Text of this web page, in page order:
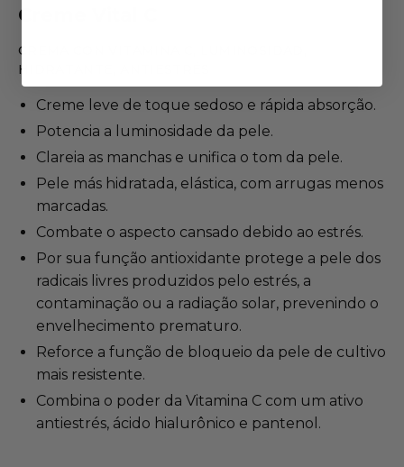
Creme Vital C
CREMA CON VITAMINA C, LUMINOSIDAD,
HIDRATANTE, ANTIESTRÉS
Creme leve de toque sedoso e rápida absorção.
Potencia a luminosidade da pele.
Clareia as manchas e unifica o tom da pele.
Pele más hidratada, elástica, com arrugas menos
marcadas.
Combate o aspecto cansado debido ao estrés.
Por sua função antioxidante protege a pele dos
radicais livres produzidos pelo estrés, a
contaminação ou a radiação solar, prevenindo o
envelhecimento prematuro.
Reforce a função de bloqueio da pele de cultivo
mais resistente.
Combina o poder da Vitamina C com um ativo
antiestrés, ácido hialurônico e pantenol.